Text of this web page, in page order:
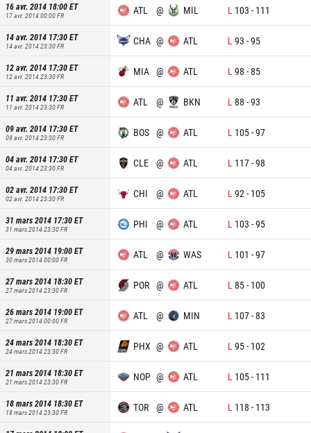
16 avr. 2014 18:00ET
17 avr. 2014 00:00FR ATL @ MIL L 103 - 111
14 avr. 2014 17:30ET
14 avr. 2014 23:30FR CHA @ ATL L 93 -95
12 avr. 2014 17:30ET
12 avr. 2014 23:30FR MIA @ ATL L 98 -85
11 avr. 2014 17:30ET
11 avr. 2014 23:30FR ATL @ BKN L 88 -93
09 avr. 2014 17:30ET
09 avr. 2014 23:30FR BOS @ ATL L 105-97
04 avr. 2014 17:30ET
04 avr. 2014 23:30FR CLE @ ATL L 117-98
02 avr. 2014 17:30ET
02 avr. 2014 23:30FR CHI @ ATL L 92 - 105
31 mars 2014 17:30ET
31 mars 2014 23:30FR PHI @ ATL L 103 -95
29 mars 2014 19:00ET
30 mars 2014 00:00FR ATL @ WAS L 101 -97
27 mars 2014 18:30ET
27 mars 2014 23:30FR POR @ ATL L 85- 100
26 mars 2014 19:00ET
27 mars 2014 00:00FR ATL @ MIN L 107-83
24 mars 2014 18:30ET
24 mars 2014 23:30FR PHX @ ATL L 95- 102
21 mars 2014 18:30ET
21 mars 2014 23:30FR NOP @ ATL L 105- 111
18 mars 2014 18:30ET
18 mars 2014 23:30FR TOR @ ATL L 118 - 113